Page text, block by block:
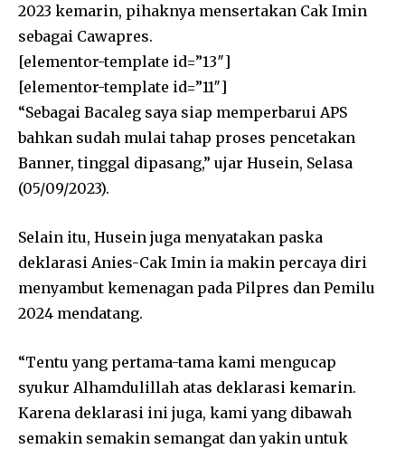
2023 kemarin, pihaknya mensertakan Cak Imin
sebagai Cawapres.
[elementor-template id=”13″]
[elementor-template id=”11″]
“Sebagai Bacaleg saya siap memperbarui APS
bahkan sudah mulai tahap proses pencetakan
Banner, tinggal dipasang,” ujar Husein, Selasa
(05/09/2023).
Selain itu, Husein juga menyatakan paska
deklarasi Anies-Cak Imin ia makin percaya diri
menyambut kemenagan pada Pilpres dan Pemilu
2024 mendatang.
“Tentu yang pertama-tama kami mengucap
syukur Alhamdulillah atas deklarasi kemarin.
Karena deklarasi ini juga, kami yang dibawah
semakin semakin semangat dan yakin untuk